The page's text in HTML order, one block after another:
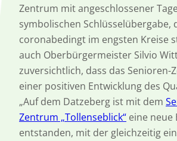
Zentrum mit angeschlossener
symbolischen Schlüsselübergabe,
coronabedingt im engsten Kreise
auch Oberbürgermeister Silvio
zuversichtlich, dass das Senioren-
einer positiven Entwicklung des
„Auf dem Datzeberg ist mit dem
Zentrum „Tollenseblick“ eine neue
entstanden, mit der gleichzeitig